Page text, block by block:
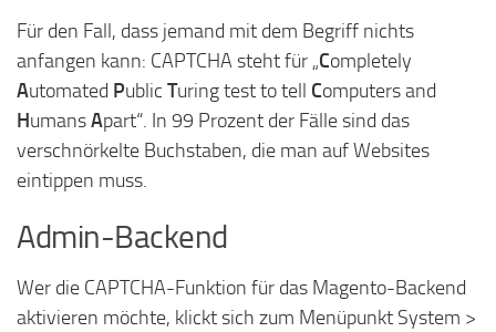
Für den Fall, dass jemand mit dem Begriff nichts
anfangen kann: CAPTCHA steht für „Completely
Automated Public Turing test to tell Computers and
HumansApart“. In 99 Prozent der Fälle sind das
verschnörkelte Buchstaben, die man auf Websites
eintippen muss.
Admin-Backend
Wer die CAPTCHA-Funktion für das Magento-Backend
aktivieren möchte, klickt sich zum Menüpunkt System >